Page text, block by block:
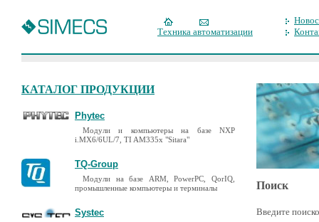
Техника автоматизации
КАТАЛОГ ПРОДУКЦИИ
Phytec
Модули и компьютеры на базе NXP
i.MX6/6UL/7, TI AM335x "Sitara"
TQ-Group
Модули на базе ARM, PowerPC, QorIQ,
промышленные компьютеры и терминалы
Systec
Поиск
Введите